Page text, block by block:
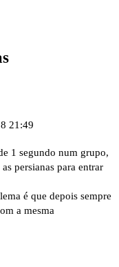
21:49
1 segundo num grupo,
persianas para entrar
é que depois sempre
a mesma